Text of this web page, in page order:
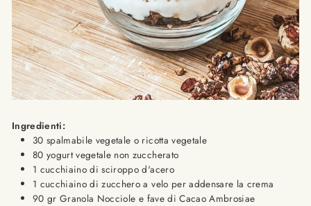
Ingredienti:
30 spalmabile vegetale o ricotta vegetale
80 yogurt vegetale non zuccherato
1 cucchiaino di sciroppo d'acero
1 cucchiaino di zucchero a velo per addensare la crema
90 grGranola Nocciole e fave di Cacao Ambrosiae